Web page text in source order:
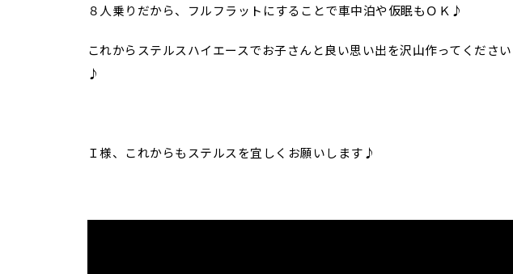
８人乗りだから、フルフラットにすることで車中泊や仮眠もＯＫ♪
これからステルスハイエースでお子さんと良い思い出を沢山作ってください
♪
Ｉ様、これからもステルスを宜しくお願いします♪